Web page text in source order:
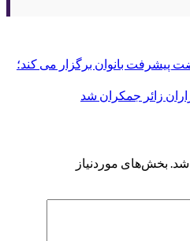
پیشرفت بانوان برگزار می کند؛
زائر جمکران شد
شد. بخش‌های موردنیاز